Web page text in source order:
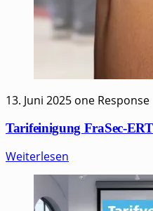
13. Juni 2025 one Response
Tarifeinigung FraSec-
Weiterlesen